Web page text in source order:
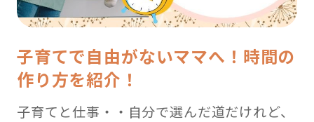
子育てで自由がないママへ！時間の
作り方を紹介！
子育てと仕事・・自分で選んだ道だけれど、